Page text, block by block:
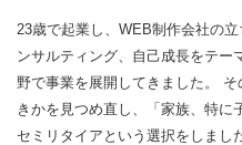
23歳で起業し、WEB制作会社の
ンサルティング、自己成長をテー
野で事業を展開してきました。
きかを見つめ直し、「家族、特に
セミリタイアという選択をしまし